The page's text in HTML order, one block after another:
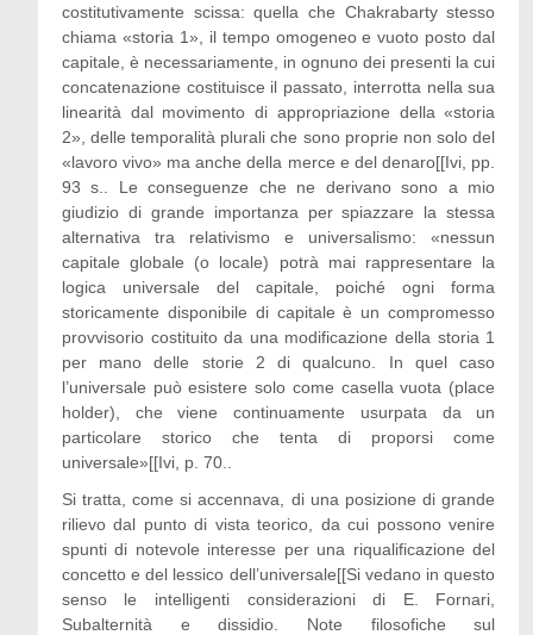
costitutivamente scissa: quella che Chakrabarty stesso
chiama «storia 1», il tempo omogeneo e vuoto posto dal
capitale, è necessariamente, in ognuno dei presenti la cui
concatenazione costituisce il passato, interrotta nella sua
linearità dal movimento di appropriazione della «storia
2», delle temporalità plurali che sono proprie non solo del
«lavoro vivo» ma anche della merce e del denaro[[Ivi, pp.
93 s.. Le conseguenze che ne derivano sono a mio
giudizio di grande importanza per spiazzare la stessa
alternativa tra relativismo e universalismo: «nessun
capitale globale (o locale) potrà mai rappresentare la
logica universale del capitale, poiché ogni forma
storicamente disponibile di capitale è un compromesso
provvisorio costituito da una modificazione della storia 1
per mano delle storie 2 di qualcuno. In quel caso
l’universale può esistere solo come casella vuota (place
holder), che viene continuamente usurpata da un
particolare storico che tenta di proporsi come
universale»[[Ivi, p. 70..
Si tratta, come si accennava, di una posizione di grande
rilievo dal punto di vista teorico, da cui possono venire
spunti di notevole interesse per una riqualificazione del
concetto e del lessico dell’universale[[Si vedano in questo
senso le intelligenti considerazioni di E. Fornari,
Subalternità e dissidio. Note filosofiche sul